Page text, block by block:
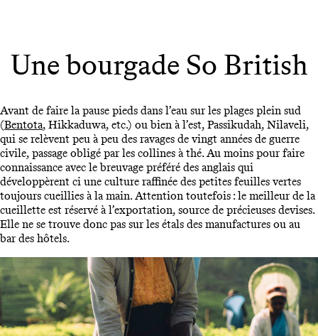
Une bourgade So British
Avant de faire la pause pieds dans l’eau sur les plages plein sud
(Bentota, Hikkaduwa, etc.) ou bien à l’est, Passikudah, Nilaveli,
qui se relèvent peu à peu des ravages de vingt années de guerre
civile, passage obligé par les collines à thé. Au moins pour faire
connaissance avec le breuvage préféré des anglais qui
développèrent ci une culture raffinée des petites feuilles vertes
toujours cueillies à la main. Attention toutefois : le meilleur de la
cueillette est réservé à l’exportation, source de précieuses devises.
Elle ne se trouve donc pas sur les étals des manufactures ou au
bar des hôtels.